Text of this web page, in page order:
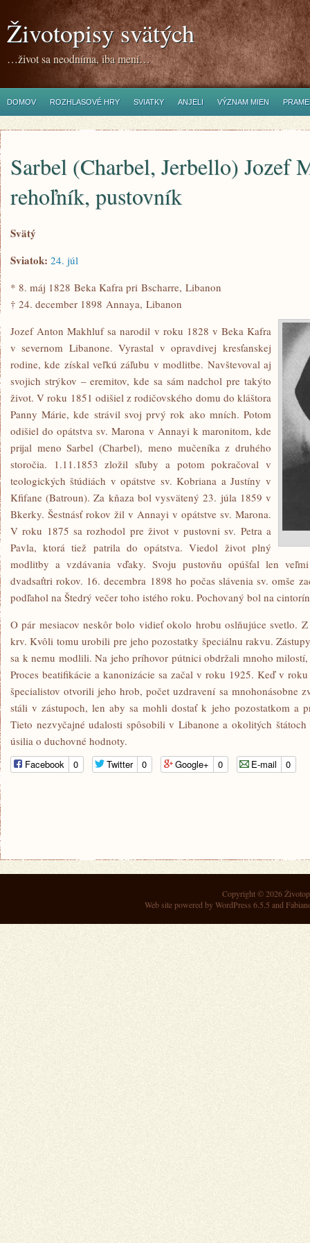
Životopisy svätých
…život sa neodníma, iba mení…
DOMOV ROZHLASOVÉ HRY SVIATKY ANJELI VÝZNAM MIEN
Sarbel (Charbel, Jerbello) Jozef
rehoľník, pustovník
Svätý
Sviatok: 24. júl
* 8. máj 1828 Beka Kafra pri Bscharre, Libanon
† 24. december 1898 Annaya, Libanon
Jozef Anton Makhluf sa narodil v roku 1828 v Beka Kafra
v severnom Libanone. Vyrastal v opravdivej kresťanskej
rodine, kde získal veľkú záľubu v modlitbe. Navštevoval aj
svojich strýkov – eremitov, kde sa sám nadchol pre takýto
život. V roku 1851 odišiel z rodičovského domu do kláštora
Panny Márie, kde strávil svoj prvý rok ako mních. Potom
odišiel do opátstva sv. Marona v Annayi k maronitom, kde
prijal meno Sarbel (Charbel), meno mučeníka z druhého
storočia. 1.11.1853 zložil sľuby a potom pokračoval v
teologických štúdiách v opátstve sv. Kobriana a Justíny v
Kfifane (Batroun). Za kňaza bol vysvätený 23. júla 1859 v
Bkerky. Šestnásť rokov žil v Annayi v opátstve sv. Marona.
V roku 1875 sa rozhodol pre život v pustovni sv. Petra a
Pavla, ktorá tiež patrila do opátstva. Viedol život plný
modlitby a vzdávania vďaky. Svoju pustovňu opúšťal len
dvadsaťtri rokov. 16. decembra 1898 ho počas slávenia sv. omše
podľahol na Štedrý večer toho istého roku. Pochovaný bol na
O pár mesiacov neskôr bolo vidieť okolo hrobu oslňujúce svetlo.
krv. Kvôli tomu urobili pre jeho pozostatky špeciálnu rakvu.
sa k nemu modlili. Na jeho príhovor pútnici obdržali mnoho milostí,
Proces beatifikácie a kanonizácie sa začal v roku 1925. Keď v
špecialistov otvorili jeho hrob, počet uzdravení sa mnohonásobne
stáli v zástupoch, len aby sa mohli dostať k jeho pozostatkom a
Tieto nezvyčajné udalosti spôsobili v Libanone a okolitých
úsilia o duchovné hodnoty.
Facebook 0 Twitter 0 Google+ 0 E-mail 0
Copyright © 2026
Web site powered byWordPress 6.5.5 and